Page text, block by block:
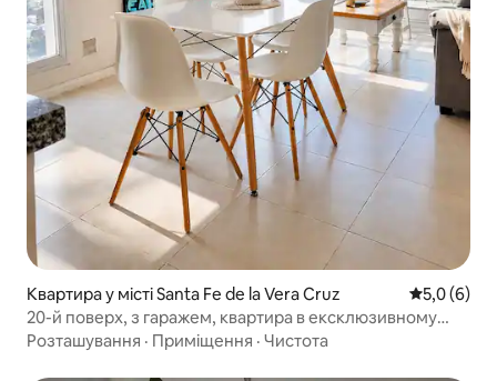
Квартира у місті Santa Fe de la Vera Cruz Середня
5,0 (6)
20-й поверх, з гаражем, квартира в ексклюзивному
районі на бульварі
Розташування · Приміщення · Чистота